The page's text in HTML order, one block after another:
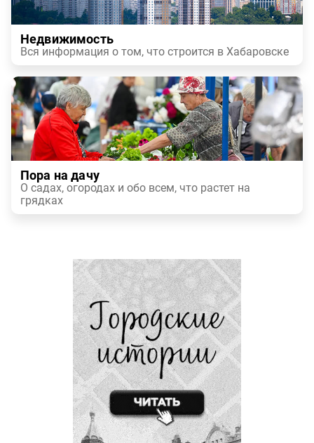
Недвижимость
Вся информация о том, что строится в Хабаровске
Пора на дачу
О садах, огородах и обо всем, что растет на
грядках